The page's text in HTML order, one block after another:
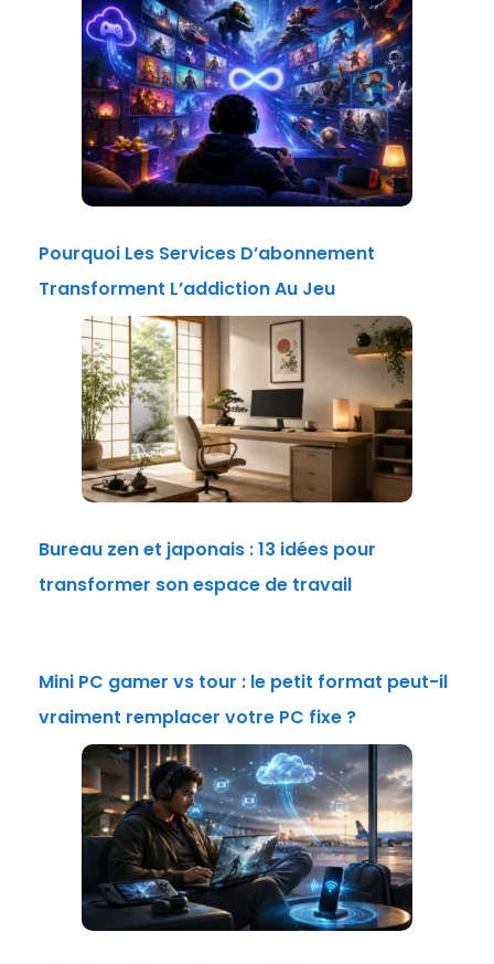
Pourquoi Les Services D’abonnement
Transforment L’addiction Au Jeu
Bureau zen et japonais : 13 idées pour
transformer son espace de travail
Mini PC gamer vs tour : le petit format peut-il
vraiment remplacer votre PC fixe ?